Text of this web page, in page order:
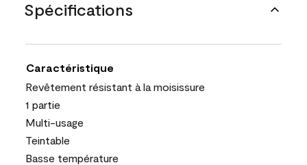
Spécifications
Caractéristique
Revêtement résistant à la moisissure
1 partie
Multi-usage
Teintable
Basse température